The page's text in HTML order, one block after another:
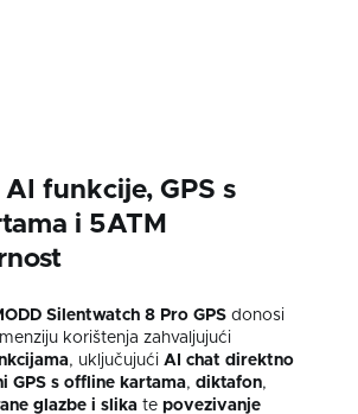
funkcije, GPS s
i 5ATM
Silentwatch 8 Pro GPS donosi
korištenja zahvaljujući
, uključujući AI chat direktno
GPS s offline kartama, diktafon,
glazbe i slika te povezivanje